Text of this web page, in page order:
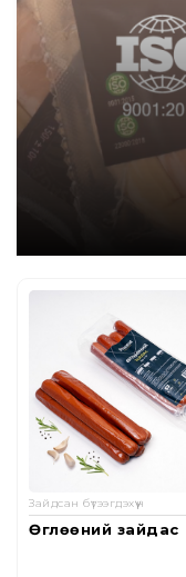
Зайдсан бүтээгдэхүүн
Франкфуртер